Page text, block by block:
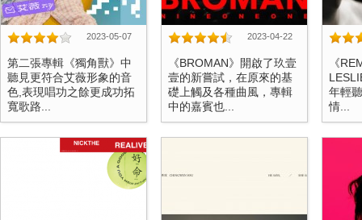
2023-05-07
第二張專輯《獨角獸》中
聽見更符合艾薇形象的音
色,表現唱功之餘更成功拓
寬歌路...
2023-04-22
《BROMAN》開啟了玖壹
壹的新嘗試，在原來的基
礎上觸及各種曲風，專輯
中的嘉賓也...
《
年輕
情...